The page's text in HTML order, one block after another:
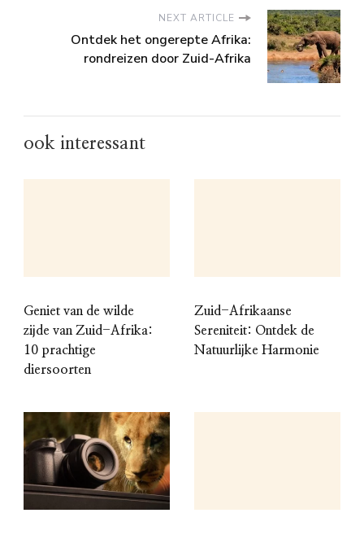
NEXT ARTICLE
Ontdek het ongerepte Afrika:
rondreizen door Zuid-Afrika
ook interessant
Geniet van de wilde
zijde van Zuid-Afrika:
10 prachtige
diersoorten
Zuid-Afrikaanse
Sereniteit: Ontdek de
Natuurlijke Harmonie